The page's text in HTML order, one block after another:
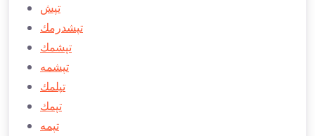
تپش
تپشدرمك
تپشمك
تپشمه
تپلمك
تپمك
تپمه